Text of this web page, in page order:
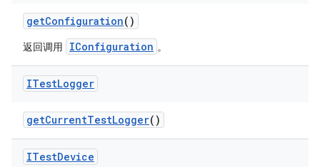
getConfiguration()
返回调用 IConfiguration 。
ITestLogger
getCurrentTestLogger()
ITestDevice